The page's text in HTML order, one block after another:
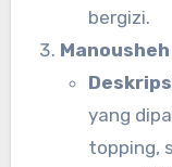
bergizi.
Manousheh
yang
topping,